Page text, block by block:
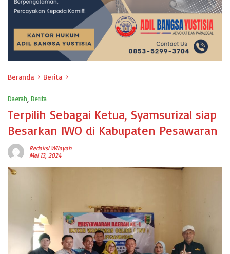
Beranda Berita
Daerah Berita
Terpilih Sebagai Ketua, Syamsurizal siap
Besarkan IWO di Kabupaten Pesawaran
Redaksi Wilayah
Mei 13, 2024